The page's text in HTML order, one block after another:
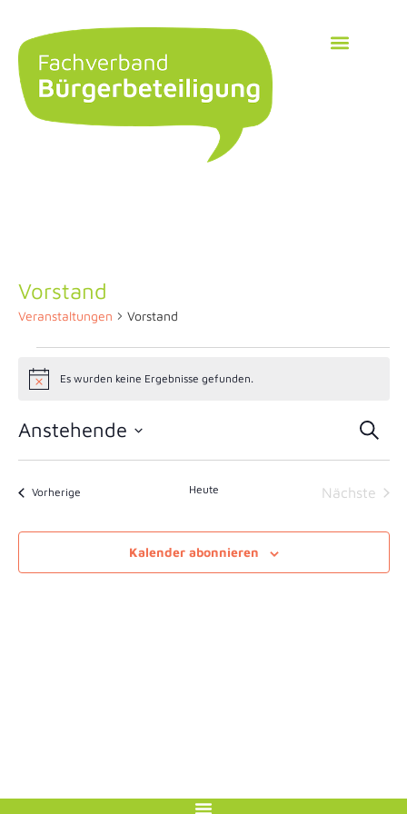
Vorstand
Veranstaltungen Vorstand
HinweisEs wurden keine Ergebnisse gefunden.
und
Suche
Anstehende
VorherigeVeranstaltungen Heute Nächste
Kalender abonnieren